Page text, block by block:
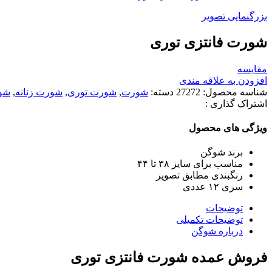
بزرگنمایی تصویر
شورت فانتزی توری
مقایسه
افزودن به علاقه مندی
شناسه محصول: 27272 دسته: شورت, شورت توری, شورت زنانه,
اشتراک گذاری :
ویژگی های محصول
برند شوگن
مناسب برای سایز ۳۸ تا ۴۴
رنگبندی مطابق تصویر
سری ١٢ عددی
توضیحات
توضیحات تکمیلی
درباره شوگن
فروش عمده شورت فانتزی توری